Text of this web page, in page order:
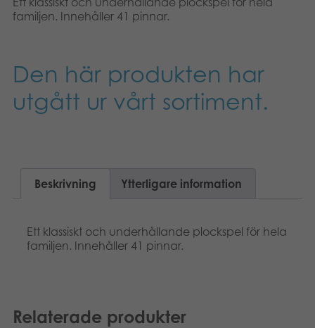
Böcker
Applikationer
Suomi
Nederlands
Français
familjen. Innehåller 41 pinnar.
Den här produkten har
utgått ur vårt sortiment.
Beskrivning Ytterligare information
Ett klassiskt och underhållande plockspel för hela
familjen. Innehåller 41 pinnar.
Relaterade produkter